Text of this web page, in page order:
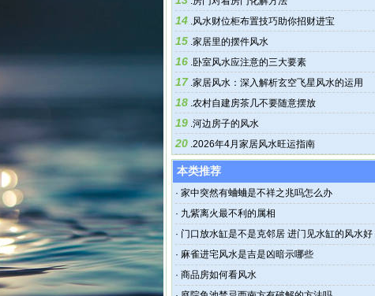
14 .风水财位柜布置技巧助你招财进宝
15 .家居里的摆件风水
16 .卧室风水应注意的三大要素
17 .家居风水：深入解析玄空飞星风水的运用
18 .农村自建房茶几不要随意摆放
19 .河边房子的风水
20 .2026年4月家居风水旺运指南
本类推荐
· 家中突然有蛐蛐是不祥之兆吗怎么办
· 九紫离火最不利的属相
· 门口放水缸是不是克邻居 进门见水缸的风水好
吗
· 麻雀进宅风水是吉是凶暗示哪些
· 商品房如何看风水